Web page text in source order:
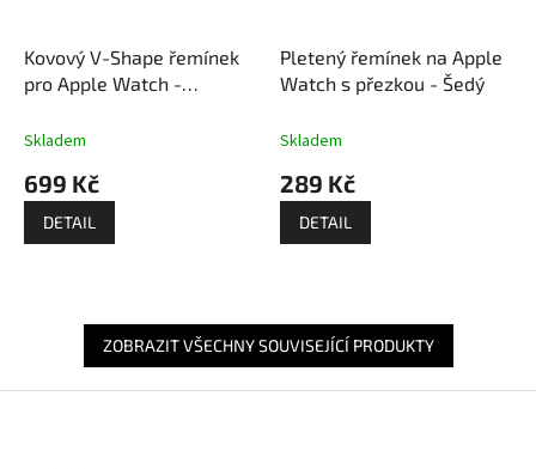
Kovový V-Shape řemínek
pro Apple Watch -
Skladem
699 Kč
DETAIL
Pletený řemínek na Apple
Watch s přezkou - Šedý
Skladem
289 Kč
DETAIL
ZOBRAZIT VŠECHNY SOUVISEJÍCÍ PRODUKTY